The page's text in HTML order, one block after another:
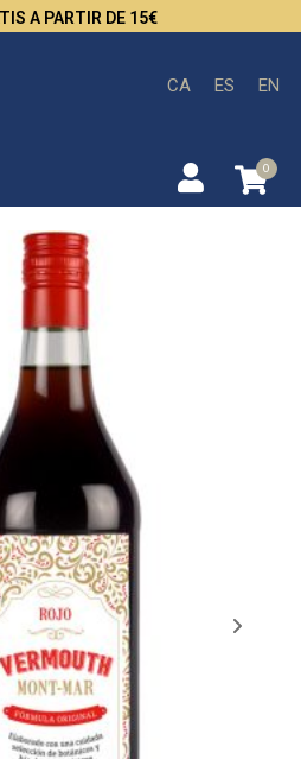
A PARTIR DE 15€
CA ES EN
0